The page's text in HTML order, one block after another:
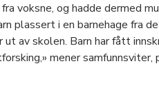
voksne, og hadde dermed
plassert i en barnehage fra
av skolen. Barn har fått
mener samfunnsviter,